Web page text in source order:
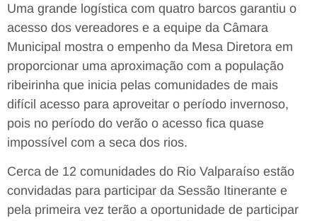
Uma grande logística com quatro barcos garantiu o
acesso dos vereadores e a equipe da Câmara
Municipal mostra o empenho da Mesa Diretora em
proporcionar uma aproximação com a população
ribeirinha que inicia pelas comunidades de mais
difícil acesso para aproveitar o período invernoso,
pois no período do verão o acesso fica quase
impossível com a seca dos rios.
Cerca de 12 comunidades do Rio Valparaíso estão
convidadas para participar da Sessão Itinerante e
pela primeira vez terão a oportunidade de participar